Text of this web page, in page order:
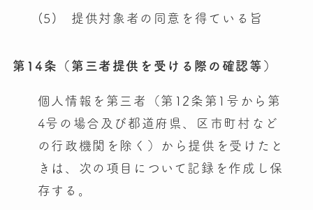
(5) 提供対象者の同意を得ている旨
第14条（第三者提供を受ける際の確認等）
個人情報を第三者（第12条第1号から第
4号の場合及び都道府県、区市町村など
の行政機関を除く）から提供を受けたと
きは、次の項目について記録を作成し保
存する。